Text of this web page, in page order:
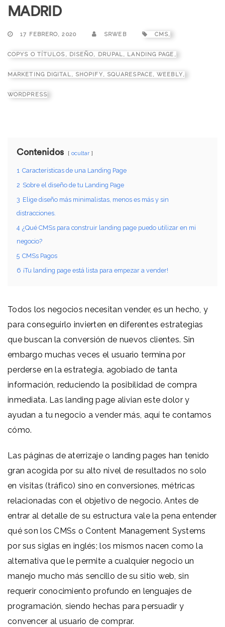
MADRID
17 FEBRERO, 2020 SRWEB CMS,
COPYS O TÍTULOS, DISEÑO, DRUPAL, LANDING PAGE ,
MARKETING DIGITAL, SHOPIFY, SQUARESPACE,WEEBLY,
WORDPRESS
Contenidos ocultar
1 Características de una Landing Page
2 Sobre el diseño de tu Landing Page
3 Elige diseño más minimalistas, menos es más y sin
distracciones.
4 ¿Qué CMSs para construir landing page puedo utilizar en mi
negocio?
5 CMSs Pagos
6 ¡Tu landing page está lista para empezar a vender!
Todos los negocios necesitan vender, es un hecho, y
para conseguirlo invierten en diferentes estrategias
que buscan la conversión de nuevos clientes. Sin
embargo muchas veces el usuario termina por
perderse en la estrategia, agobiado de tanta
información, reduciendo la posibilidad de compra
inmediata. Las landing page alivian este dolor y
ayudan a tu negocio a vender más, aquí te contamos
cómo.
Las páginas de aterrizaje o landing pages han tenido
gran acogida por su alto nivel de resultados no solo
en visitas (tráfico) sino en conversiones, métricas
relacionadas con el objetivo de negocio. Antes de
entrar al detalle de su estructura vale la pena entender
qué son los CMSs o Content Management Systems
por sus siglas en inglés; los mismos nacen como la
alternativa que le permite a cualquier negocio un
manejo mucho más sencillo de su sitio web, sin
requerir conocimiento profundo en lenguajes de
programación, siendo hechas para persuadir y
convencer al usuario de comprar.